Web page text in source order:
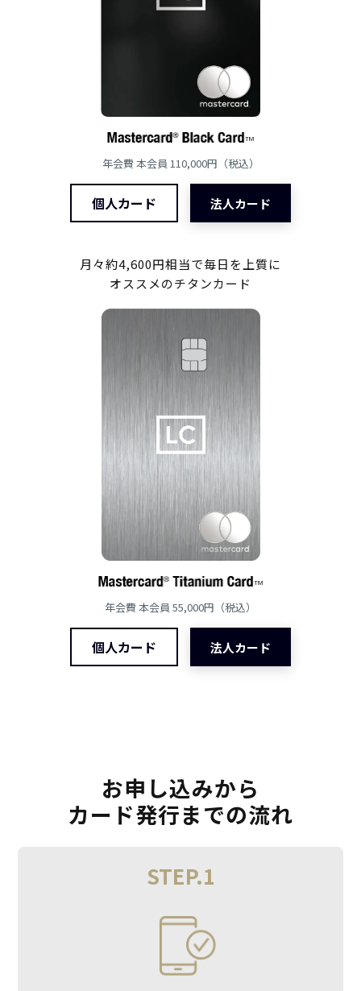
年会費 本会員 110,000円（税込）
個人カード 法人カード
月々約4,600円相当で毎日を上質に
オススメのチタンカード
年会費 本会員 55,000円（税込）
個人カード 法人カード
お申し込みから
カード発行までの流れ
STEP.1